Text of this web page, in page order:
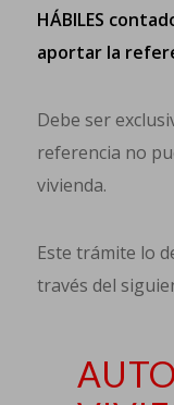
HÁBILES
aportar la
Debe ser
referencia no
vivienda.
Este trámite lo
través del